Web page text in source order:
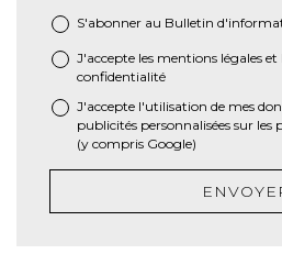
S'abonner au Bulletin
* J'accepte les mentions légales et
confidentialité
J'accepte l'utilisation de mes
publicités personnalisées sur
(y compris Google)